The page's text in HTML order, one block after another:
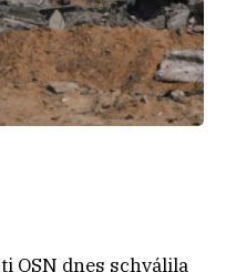
OSN dnes schválila